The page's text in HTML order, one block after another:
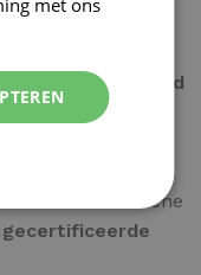
op de
groene/geel draad
met de
voor extra
van elektrische
gecertificeerde
met ons